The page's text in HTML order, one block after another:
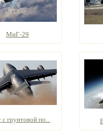
МиГ-29
с грунтовой по...